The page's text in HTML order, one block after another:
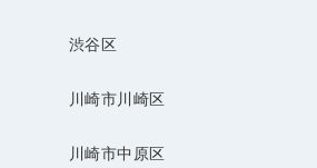
渋谷区
川崎市川崎区
川崎市中原区